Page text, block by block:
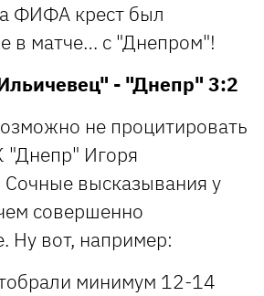
ФИФА крест был
в матче… с "Днепром"!
- "Днепр" 3:2
не процитировать
"Днепр" Игоря
Сочные высказывания у
совершенно
Ну вот, например:
минимум 12-14